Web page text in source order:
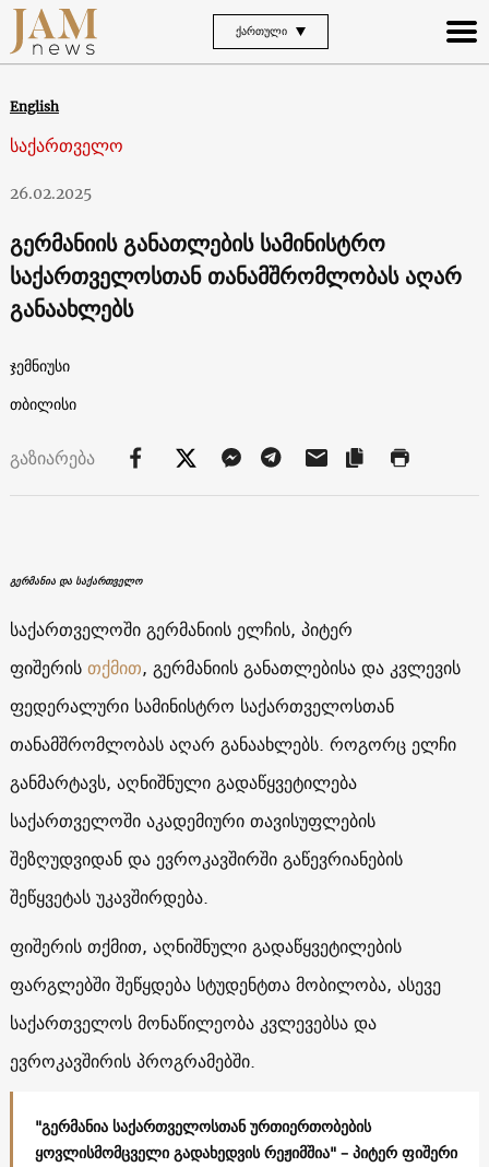
ᲥᲐᲠᲗᲣᲚᲘ
English
საქართველო
26.02.2025
გერმანიის განათლების სამინისტრო
საქართველოსთან თანამშრომლობას აღარ
განაახლებს
ჯემნიუსი
თბილისი
გაზიარება
გერმანია და საქართველო
საქართველოში გერმანიის ელჩის, პიტერ
ფიშერისთქმით, გერმანიის განათლებისა და კვლევის
ფედერალური სამინისტრო საქართველოსთან
თანამშრომლობას აღარ განაახლებს. როგორც ელჩი
განმარტავს, აღნიშნული გადაწყვეტილება
საქართველოში აკადემიური თავისუფლების
შეზღუდვიდან და ევროკავშირში გაწევრიანების
შეწყვეტას უკავშირდება.
ფიშერის თქმით, აღნიშნული გადაწყვეტილების
ფარგლებში შეწყდება სტუდენტთა მობილობა, ასევე
საქართველოს მონაწილეობა კვლევებსა და
ევროკავშირის პროგრამებში.
"გერმანია საქართველოსთან ურთიერთობების
ყოვლისმომცველი გადახედვის რეჟიმშია" – პიტერ ფიშერი